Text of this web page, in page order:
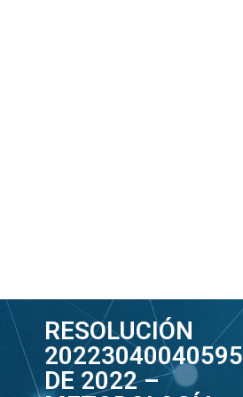
RESOLUCIÓN
20223040040595
DE 2022 –